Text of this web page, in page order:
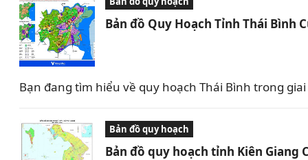
Bản đồ Quy Hoạch Tỉnh Thái Bình
Bạn đang tìm hiểu về quy hoạch Thái Bình trong
Bản đồ quy hoạch
Bản đồ quy hoạch tỉnh Kiên Giang